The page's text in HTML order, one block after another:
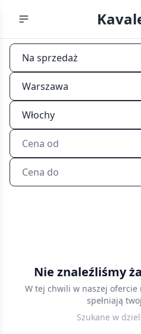
Na sprzedaż
Warszawa
Włochy
Cena od
Cena do
Warszawie
Nie znaleźliśmy
W tej chwili w naszej ofercie
spełniają
Szukane w